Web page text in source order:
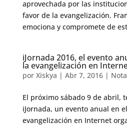
aprovechada por las
favor de la evangelización.
emociona y compromete de
iJornada 2016, el evento
la evangelización en
por Xiskya | Abr 7, 2016|
El próximo sábado 9 de abril,
iJornada, un evento anual en
evangelización en Internet